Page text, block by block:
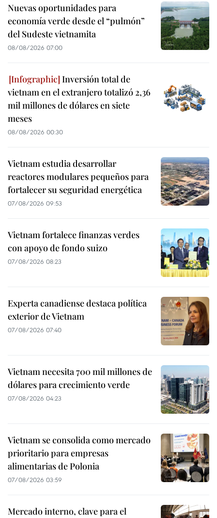
Nuevas oportunidades para
economía verde desde el “pulmón”
del Sudeste vietnamita
08/08/2026 07:00
Inversión total de
vietnam en el extranjero totalizó 2,36
mil millones de dólares en siete
meses
08/08/2026 00:30
Vietnam estudia desarrollar
reactores modulares pequeños para
fortalecer su seguridad energética
07/08/2026 09:53
Vietnam fortalece finanzas verdes
con apoyo de fondo suizo
07/08/2026 08:23
Experta canadiense destaca política
exterior de Vietnam
07/08/2026 07:40
Vietnam necesita 700 mil millones de
dólares para crecimiento verde
07/08/2026 04:23
Vietnam se consolida como mercado
prioritario para empresas
alimentarias de Polonia
07/08/2026 03:59
Mercado interno, clave para el